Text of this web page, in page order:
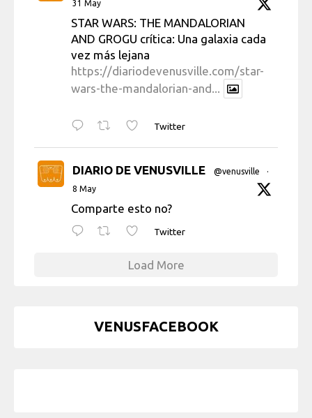
31 May
STAR WARS: THE MANDALORIAN
AND GROGU crítica: Una galaxia cada
vez más lejana
https://diariodevenusville.com/star-
wars-the-mandalorian-and...
Twitter
DIARIO DE VENUSVILLE @venusville
·
8 May
Comparte esto no?
Twitter
Load More
VENUSFACEBOOK